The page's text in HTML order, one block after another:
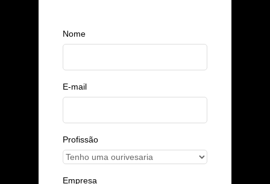
Nome
E-mail
Profissão
Empresa